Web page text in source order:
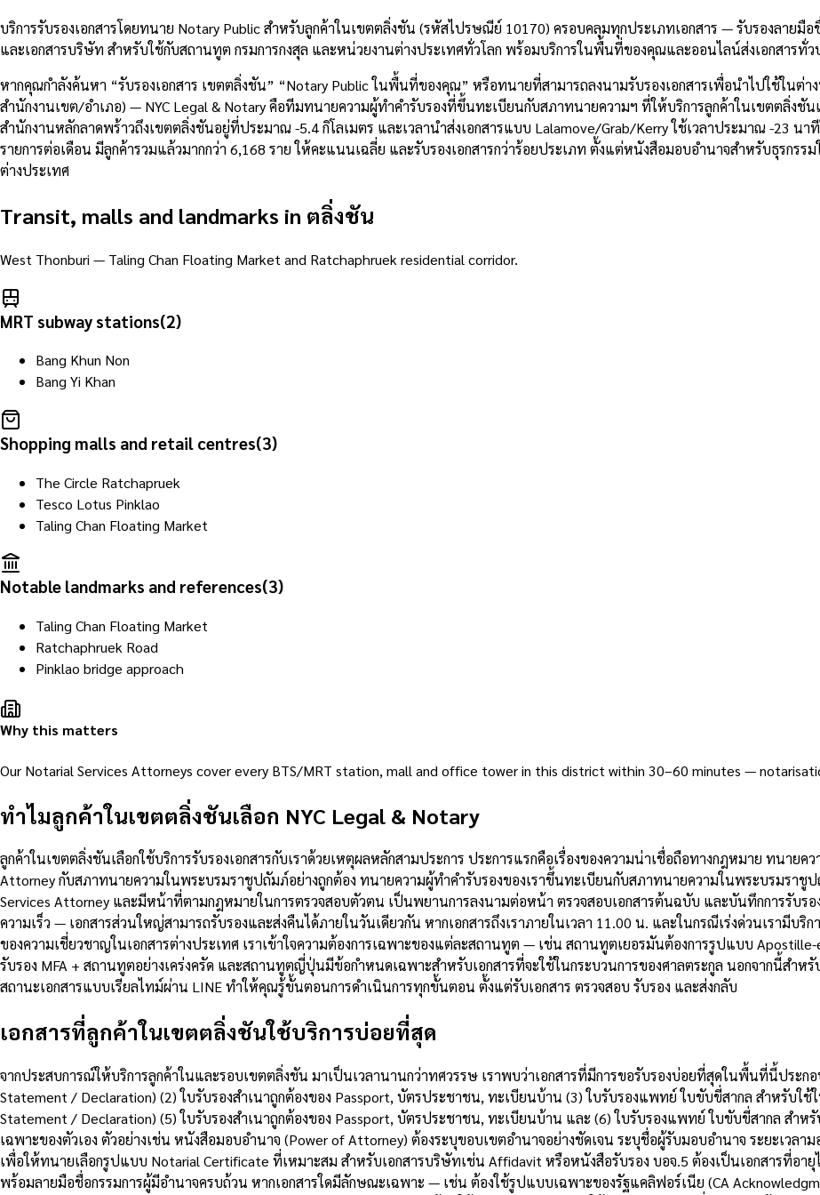
บริการรับรองเอกสารโดยทนาย Notary Public สำหรับลูกค้าในเขตตลิ่งชัน (รหัสไปรษณีย์ 10170) ครอบคลุมทุกประเภทเอกสาร — รับรองลายมื
และเอกสารบริษัท สำหรับใช้กับสถานทูต กรมการกงสุล และหน่วยงานต่างประเทศทั่วโลก พร้อมบริการในพื้นที่ของคุณและออนไลน์ส่งเอกสารทั่ว
หากคุณกำลังค้นหา “รับรองเอกสาร เขตตลิ่งชัน” “Notary Public ในพื้นที่ของคุณ” หรือทนายที่สามารถลงนามรับรองเอกสารเพื่อนำไปใช้ในต่
สำนักงานเขต/อำเภอ) — NYC Legal & Notary คือทีมทนายความผู้ทำคำรับรองที่ขึ้นทะเบียนกับสภาทนายความฯ ที่ให้บริการลูกค้าในเขตตลิ่งชั
สำนักงานหลักลาดพร้าวถึงเขตตลิ่งชันอยู่ที่ประมาณ -5.4 กิโลเมตร และเวลานำส่งเอกสารแบบ Lalamove/Grab/Kerry ใช้เวลาประมาณ -23 นา
รายการต่อเดือน มีลูกค้ารวมแล้วมากกว่า 6,168 ราย ให้คะแนนเฉลี่ย และรับรองเอกสารกว่าร้อยประเภท ตั้งแต่หนังสือมอบอำนาจสำหรับธุรกรร
ต่างประเทศ
Transit, malls and landmarks in ตลิ่งชัน
West Thonburi — Taling Chan Floating Market and Ratchaphruek residential corridor.
MRT subway stations(2)
Bang Khun Non
Bang Yi Khan
Shopping malls and retail centres(3)
The Circle Ratchapruek
Tesco Lotus Pinklao
Taling Chan Floating Market
Notable landmarks and references(3)
Taling Chan Floating Market
Ratchaphruek Road
Pinklao bridge approach
Why this matters
Our Notarial Services Attorneys cover every BTS/MRT station, mall and office tower in this district within 30–60 minutes —
ทำไมลูกค้าในเขตตลิ่งชันเลือก NYC Legal & Notary
ลูกค้าในเขตตลิ่งชันเลือกใช้บริการรับรองเอกสารกับเราด้วยเหตุผลหลักสามประการ ประการแรกคือเรื่องของความน่าเชื่อถือทางกฎหมาย ทนาย
Attorney กับสภาทนายความในพระบรมราชูปถัมภ์อย่างถูกต้อง ทนายความผู้ทำคำรับรองของเราขึ้นทะเบียนกับสภาทนายความในพระบรมราชู
Services Attorney และมีหน้าที่ตามกฎหมายในการตรวจสอบตัวตน เป็นพยานการลงนามต่อหน้า ตรวจสอบเอกสารต้นฉบับ และบันทึกการรับรอ
ความเร็ว — เอกสารส่วนใหญ่สามารถรับรองและส่งคืนได้ภายในวันเดียวกัน หากเอกสารถึงเราภายในเวลา 11.00 น. และในกรณีเร่งด่วนเรามีบริ
ของความเชี่ยวชาญในเอกสารต่างประเทศ เราเข้าใจความต้องการเฉพาะของแต่ละสถานทูต — เช่น สถานทูตเยอรมันต้องการรูปแบบ
รับรอง MFA + สถานทูตอย่างเคร่งครัด และสถานทูตญี่ปุ่นมีข้อกำหนดเฉพาะสำหรับเอกสารที่จะใช้ในกระบวนการของศาลตระกูล นอกจากนี้สำห
สถานะเอกสารแบบเรียลไทม์ผ่าน LINE ทำให้คุณรู้ขั้นตอนการดำเนินการทุกขั้นตอน ตั้งแต่รับเอกสาร ตรวจสอบ รับรอง และส่งกลับ
เอกสารที่ลูกค้าในเขตตลิ่งชันใช้บริการบ่อยที่สุด
จากประสบการณ์ให้บริการลูกค้าในและรอบเขตตลิ่งชัน มาเป็นเวลานานกว่าทศวรรษ เราพบว่าเอกสารที่มีการขอรับรองบ่อยที่สุดในพื้นที่นี้ประกอ
Statement / Declaration) (2) ใบรับรองสำเนาถูกต้องของ Passport, บัตรประชาชน, ทะเบียนบ้าน (3) ใบรับรองแพทย์ ใบขับขี่สากล สำหรับใช้
Statement / Declaration) (5) ใบรับรองสำเนาถูกต้องของ Passport, บัตรประชาชน, ทะเบียนบ้าน และ (6) ใบรับรองแพทย์ ใบขับขี่สากล สำห
เฉพาะของตัวเอง ตัวอย่างเช่น หนังสือมอบอำนาจ (Power of Attorney) ต้องระบุขอบเขตอำนาจอย่างชัดเจน ระบุชื่อผู้รับมอบอำนาจ ระยะเวลา
เพื่อให้ทนายเลือกรูปแบบ Notarial Certificate ที่เหมาะสม สำหรับเอกสารบริษัทเช่น Affidavit หรือหนังสือรับรอง บอจ.5 ต้องเป็นเอกสารที่อ
พร้อมลายมือชื่อกรรมการผู้มีอำนาจครบถ้วน หากเอกสารใดมีลักษณะเฉพาะ — เช่น ต้องใช้รูปแบบเฉพาะของรัฐแคลิฟอร์เนีย (CA